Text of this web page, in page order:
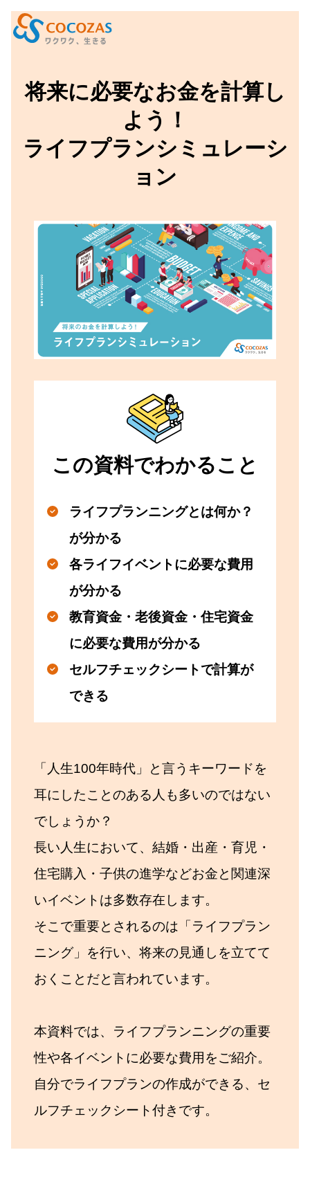
将来に必要なお金を計算し
よう！
ライフプランシミュレーシ
ョン
この資料でわかること
ライフプランニングとは何か？
が分かる
各ライフイベントに必要な費用
が分かる
教育資金・老後資金・住宅資金
に必要な費用が分かる
セルフチェックシートで計算が
できる
「人生100年時代」と言うキーワードを
耳にしたことのある人も多いのではない
でしょうか？
長い人生において、結婚・出産・育児・
住宅購入・子供の進学などお金と関連深
いイベントは多数存在します。
そこで重要とされるのは「ライフプラン
ニング」を行い、将来の見通しを立てて
おくことだと言われています。
本資料では、ライフプランニングの重要
性や各イベントに必要な費用をご紹介。
自分でライフプランの作成ができる、セ
ルフチェックシート付きです。